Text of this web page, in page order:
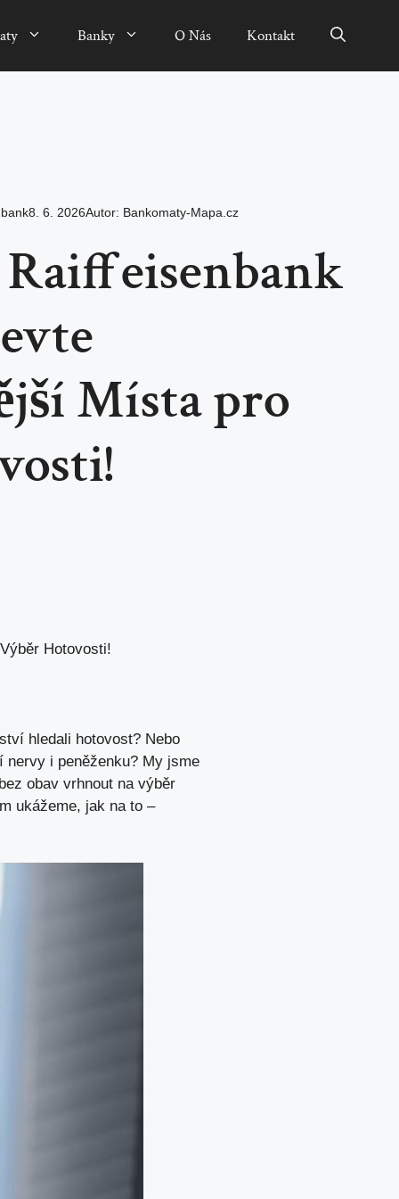
Banky O Nás Kontakt
8. 6. 2026Autor: Bankomaty-Mapa.cz
Místa pro
Hotovosti!
hledali hotovost? Nebo
nervy i peněženku? My jsme
obav vrhnout na výběr
ukážeme, jak na to –